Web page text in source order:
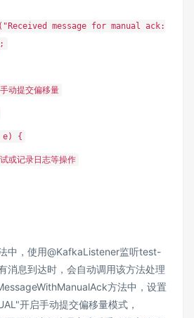
message for manual ack:
动提交偏移量
e) {
或记录日志等操作
中，使用@KafkaListener监听test-
消息到达时，会自动调用该方法处理
方法中，设置
开启手动提交偏移量模式，